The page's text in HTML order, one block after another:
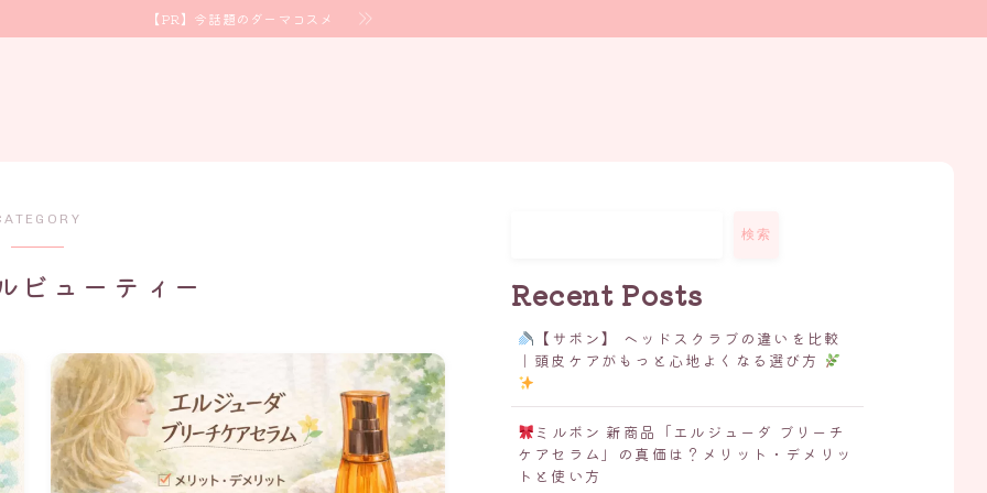
【PR】今話題のダーマコスメ
ビューティー
検索
Recent Posts
【サボン】 ヘッドスクラブの違いを比較
｜頭皮ケアがもっと心地よくなる選び方
ミルボン 新商品「エルジューダ ブリーチ
ケアセラム」の真価は？メリット・デメリッ
トと使い方